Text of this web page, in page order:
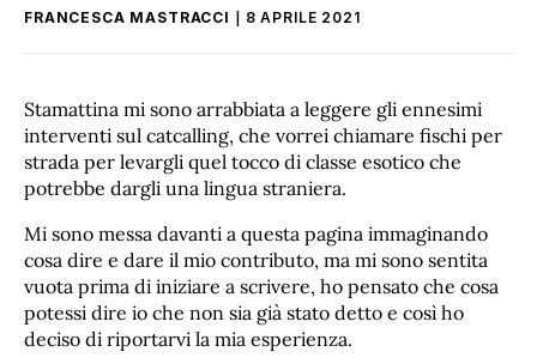
FRANCESCA MASTRACCI 8 APRILE 2021
Stamattina mi sono arrabbiata a leggere gli ennesimi
interventi sul catcalling, che vorrei chiamare fischi per
strada per levargli quel tocco di classe esotico che
potrebbe dargli una lingua straniera.
Mi sono messa davanti a questa pagina immaginando
cosa dire e dare il mio contributo, ma mi sono sentita
vuota prima di iniziare a scrivere, ho pensato che cosa
potessi dire io che non sia già stato detto e così ho
deciso di riportarvi la mia esperienza.